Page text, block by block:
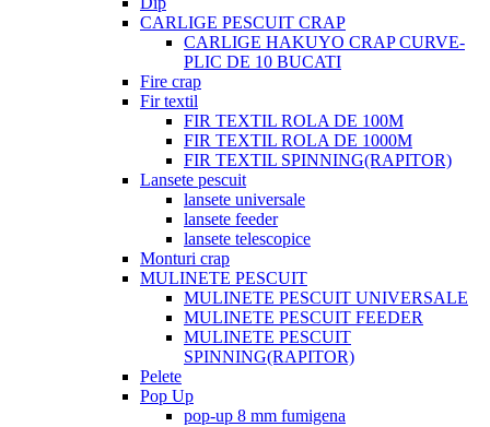
CARLIGE PESCUIT CRAP
CARLIGE HAKUYO CRAP CURVE-
PLIC DE 10 BUCATI
Fire crap
Fir textil
FIR TEXTIL ROLA DE 100M
FIR TEXTIL ROLA DE 1000M
FIR TEXTIL SPINNING(RAPITOR)
Lansete pescuit
lansete universale
lansete feeder
lansete telescopice
Monturi crap
MULINETE PESCUIT
MULINETE PESCUIT UNIVERSALE
MULINETE PESCUIT FEEDER
MULINETE PESCUIT
SPINNING(RAPITOR)
Pelete
Pop Up
pop-up 8 mm fumigena